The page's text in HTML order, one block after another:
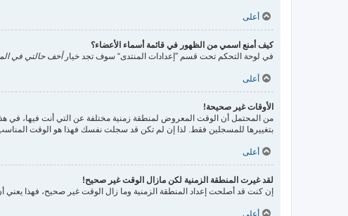
أعلى
كيف أمنع اسمي من الظهور في قائمة أسماء الأعضاء؟
في لوحة التحكم تحت قسم ”إعدادات المنتدى“ سوف تجد خيارأخف حالتي في
أعلى
الأوقات غير صحيحة!
من المحتمل أن الوقت المعروض لمنطقة زمنية مختلفة عن التي أنت فيها، في هذه
بتغييرها للمسجلين فقط. لذا إن لم تكن قد سجلت نفسك فهذا هو الوقت
أعلى
لقد غيرت المنطقة الزمنية لكن مازال الوقت غير صحيح!
إن كنت قد أصلحت إعداد المنطقة الزمنية وما زال الوقت غير صحيح، فهذا يعني
أعلى